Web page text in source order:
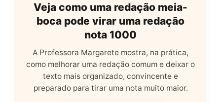
Veja como uma redação meia-
boca pode virar uma redação
nota 1000
A Professora Margarete mostra, na prática,
como melhorar uma redação comum e deixar o
texto mais organizado, convincente e
preparado para tirar uma nota muito maior.